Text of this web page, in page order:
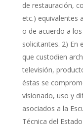
de restauración,
etc.) equivalentes
o de acuerdo a
solicitantes. 2) En
que custodien
televisión,
éstas se
visionado, uso y
asociados a la
Técnica del